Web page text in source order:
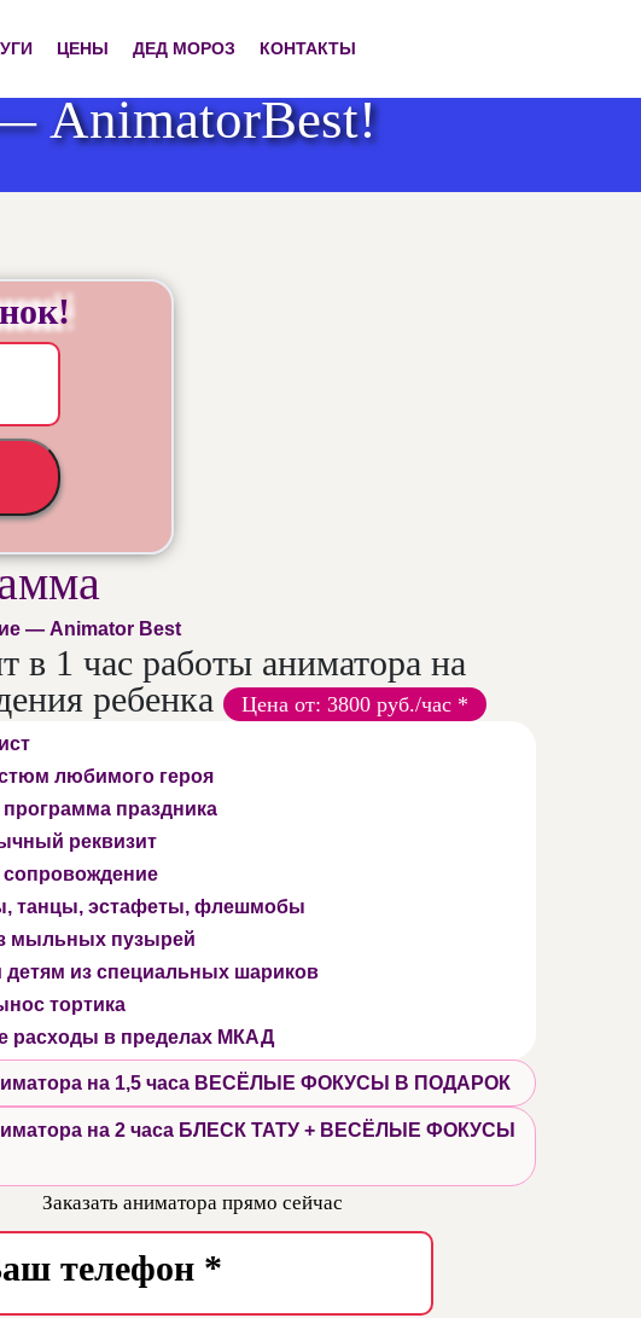
ЦЕНЫ ДЕД МОРОЗ КОНТАКТЫ
AnimatorBest!
— Animator Best
в 1 час работы аниматора на
ребенка
Цена от: 3800 руб./час *
любимого героя
программа праздника
реквизит
танцы, эстафеты, флешмобы
мыльных пузырей
детям из специальных шариков
тортика
расходы в пределах МКАД
на 1,5 часа ВЕСЁЛЫЕ ФОКУСЫ В ПОДАРОК
на 2 часа БЛЕСК ТАТУ + ВЕСЁЛЫЕ ФОКУСЫ
Заказать аниматора прямо сейчас